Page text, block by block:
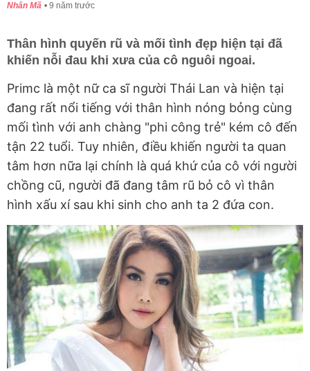
Nhân Mã 9 năm trước
Thân hình quyến rũ và mối tình đẹp hiện tại đã
khiến nỗi đau khi xưa của cô nguôi ngoai.
Primc là một nữ ca sĩ người Thái Lan và hiện tại
đang rất nổi tiếng với thân hình nóng bỏng cùng
mối tình với anh chàng "phi công trẻ" kém cô đến
tận 22 tuổi. Tuy nhiên, điều khiến người ta quan
tâm hơn nữa lại chính là quá khứ của cô với người
chồng cũ, người đã đang tâm rũ bỏ cô vì thân
hình xấu xí sau khi sinh cho anh ta 2 đứa con.